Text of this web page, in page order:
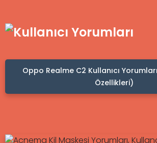
Oppo Realme C2 Kullanıcı
Özellikleri)